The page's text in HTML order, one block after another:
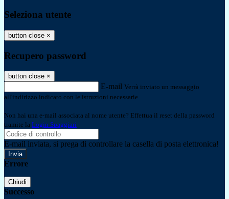
Seleziona utente
button close ×
Recupero password
button close ×
E-mail Verrà inviato un messaggio
all'indirizzo indicato con le istruzioni necessarie.
Non hai una e-mail associata al nome utente? Effettua il reset della password
tramite la Login Spaggiari
E-mail inviata, si prega di controllare la casella di posta elettronica!
Errore
Chiudi
Successo